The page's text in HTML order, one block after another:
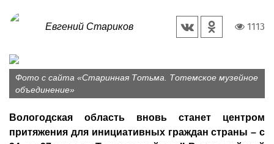
Евгений Стариков 1113
Фото с сайта «Старинная Тотьма. Тотемское музейное
объединение»
Вологодская область вновь станет центром
притяжения для инициативных граждан страны – с